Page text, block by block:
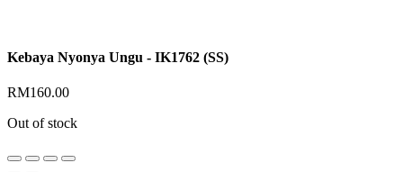
Kebaya Nyonya Ungu - IK1762 (SS)
RM160.00
Out of stock